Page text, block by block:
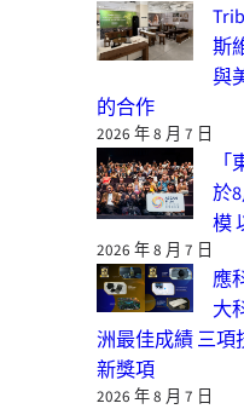
斯
與
的合作
2026 年 8 月 7 日
於
模
2026 年 8 月 7 日
應
大
洲最佳成績 三項
新獎項
2026 年 8 月 7 日